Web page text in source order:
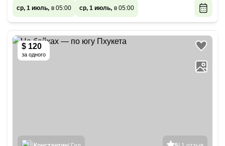
ср, 1 июль, в 05:00 ср, 1 июль, в 05:00
$ 120
за одного